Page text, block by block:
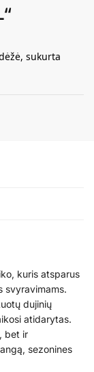
sukurta
kuris atsparus
svyravimams.
dujinių
atidarytas.
bet ir
sezonines